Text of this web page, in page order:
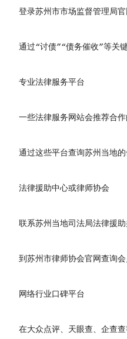
登录苏州市市场监督管理局官
通过“讨债”“债务催收”等关键
专业法律服务平台
一些法律服务网站会推荐合作
通过这些平台查询苏州当地的
法律援助中心或律师协会
联系苏州当地司法局法律援助
到苏州市律师协会官网查询会
网络行业口碑平台
在大众点评、天眼查、企查查